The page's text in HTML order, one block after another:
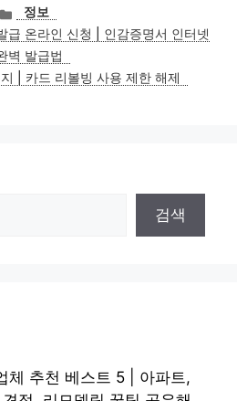
카
테
고
리
정보
급 온라인 신청 | 인감증명서 인터넷
벽 발급법
| 카드 리볼빙 사용 제한 해제
검색
체 추천 베스트 5 | 아파트,